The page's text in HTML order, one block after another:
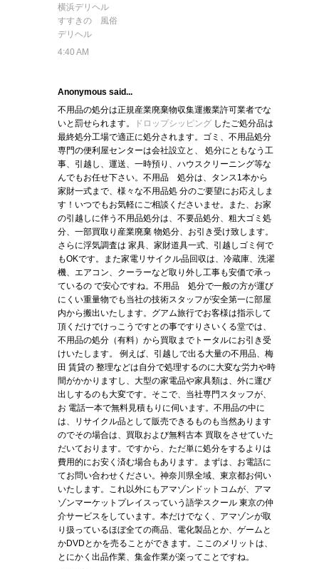
横浜デリヘル
すすきの 風俗
デリヘル
4:40 AM
Anonymous said...
不用品の処分は正規産業廃棄物収集運搬業許可業者でな
いと罰せられます。
ドロップシッピングしたご処分品は
最終処分工場で適正に処分されます。ゴミ、不用品処分
専門の便利屋センターは会社設立と、 処分にともなう工
事、引越し、運送、一時預り、ハウスクリーニング等な
んでもお任せ下さい。不用品 処分は、タンス1本から
家財一式まで、様々な不用品処 分のご要望にお応えしま
す！いつでもお気軽にご相談くださいませ。また、お家
の引越しに伴う不用品処分は、不要品処分、粗大ゴミ処
分、一部買取り産業廃棄 物処分、お引き受け致します。
さらに浮気調査は 家具、家財道具一式、引越しゴミ何で
もOKです。また家電リサイクル品回収は、冷蔵庫、洗濯
機、エアコン、クーラーなど取り外し工事も安価で承っ
ているの で安心ですね。不用品 処分で一般の方が運び
にくい重量物でも当社の技術スタッフが安全第一に部屋
内から搬出いたします。グアム旅行でお客様は指示して
頂くだけでけっこうですとの事ですりさいくる堂では、
不用品の処分（有料）から買取までトータルにお引き受
けいたします。 例えば、引越しで出る大量の不用品、梅
田 賃貸の 整理などは自分で処理するのに大変な労力や時
間がかかりますし、大型の家電品や家具類は、外に運び
出しするのも大変です。そこで、当社専門スタッフが、
お 電話一本で無料見積もりに伺います。不用品の中に
は、リサイクル品として販売できるものも当然あります
のでその場合は、買取および無料古本 買取をさせていた
だいております。ですから、ただ単に処分をするよりは
費用的にお安く済む場合もあります。まずは、お電話に
てお問い合わせください。神奈川県全域、東京都お伺い
いたします。これ以外にもアマゾンドットコムが、アマ
ゾンマーケットプレイスっていう語学スクール 東京の仲
介サービスをしています。本だけでなく、アマゾンが取
り扱っているほぼ全ての商品、電化製品とか、ゲームと
かDVDとかを売ることができます。ここのメリットは、
とにかく出品作業、集金作業が楽ってことですね。